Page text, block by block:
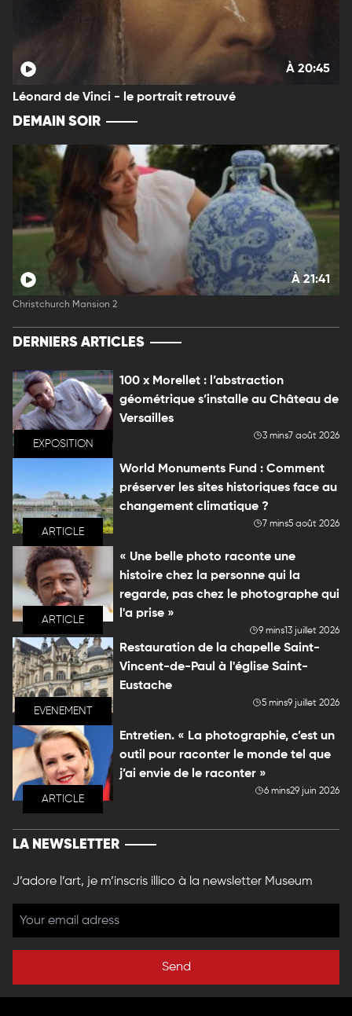
À 20:45
Léonard de Vinci - le portrait retrouvé
DEMAIN SOIR
À 21:41
Christchurch Mansion 2
DERNIERS ARTICLES
EXPOSITION
100 x Morellet : l’abstraction
géométrique s’installe au Château de
Versailles
3 mins7 août 2026
ARTICLE
World Monuments Fund : Comment
préserver les sites historiques face au
changement climatique ?
7 mins5 août 2026
ARTICLE
« Une belle photo raconte une
histoire chez la personne qui la
regarde, pas chez le photographe qui
l'a prise »
9 mins13 juillet 2026
EVENEMENT
Restauration de la chapelle Saint-
Vincent-de-Paul à l'église Saint-
Eustache
5 mins9 juillet 2026
ARTICLE
Entretien. « La photographie, c’est un
outil pour raconter le monde tel que
j’ai envie de le raconter »
6 mins29 juin 2026
LA NEWSLETTER
J’adore l’art, je m’inscris illico à la newsletter Museum
Send